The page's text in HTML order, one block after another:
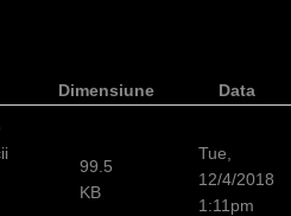
Dimensiune
Data
99.5
KB
Tue,
12/4/2018
1:11pm